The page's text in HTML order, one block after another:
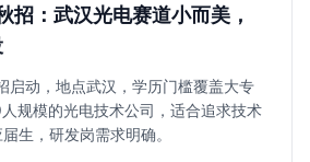
招：武汉光电赛道小而美，
启动，地点武汉，学历门槛覆盖大专
规模的光电技术公司，适合追求技术
生，研发岗需求明确。